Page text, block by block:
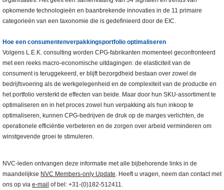
opkomende technologieën en baanbrekende innovaties in de 11 primaire
categorieën van een taxonomie die is gedefinieerd door de EIC.
Hoe een consumentenverpakkingsportfolio optimaliseren
Volgens L.E.K. consulting worden CPG-fabrikanten momenteel geconfronteerd
met een reeks macro-economische uitdagingen: de elasticiteit van de
consument is teruggekeerd, er blijft bezorgdheid bestaan over zowel de
bedrijfsvoering als de werkgelegenheid en de complexiteit van de productie en
het portfolio versterkt de effecten van beide. Maar door hun SKU-assortiment te
optimaliseren en in het proces zowel hun verpakking als hun inkoop te
optimaliseren, kunnen CPG-bedrijven de druk op de marges verlichten, de
operationele efficiëntie verbeteren en de zorgen over arbeid verminderen om
winstgevende groei te stimuleren.
NVC-leden ontvangen deze informatie met alle bijbehorende links in de
maandelijkse NVC Members-only Update. Heeft u vragen, neem dan contact met
ons op via e-mail of bel: +31-(0)182-512411.